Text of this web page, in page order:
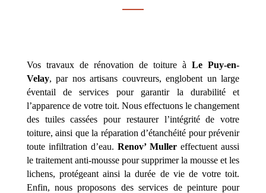
Vos travaux de rénovation de toiture àLe Puy-en-
Velay, par nos artisans couvreurs, englobent un large
éventail de services pour garantir la durabilité et
l’apparence de votre toit. Nous effectuons le changement
des tuiles cassées pour restaurer l’intégrité de votre
toiture, ainsi que la réparation d’étanchéité pour prévenir
toute infiltration d’eau. Renov’ Muller effectuent aussi
le traitement anti-mousse pour supprimer la mousse et les
lichens, protégeant ainsi la durée de vie de votre toit.
Enfin, nous proposons des services de peinture pour